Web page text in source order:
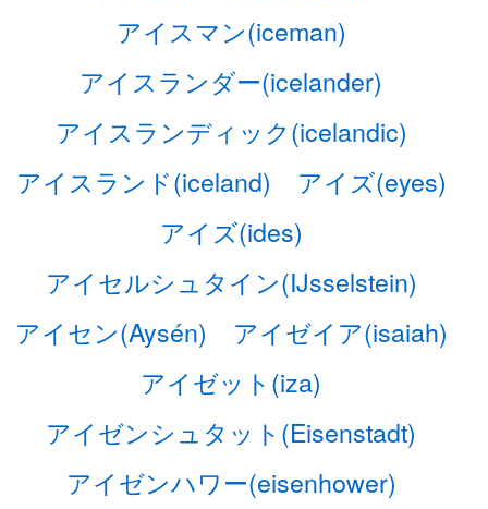
アイスマン(iceman)
アイスランダー(icelander)
アイスランディック(icelandic)
アイスランド(iceland)
アイズ(eyes)
アイズ(ides)
アイセルシュタイン(IJsselstein)
アイセン(Aysén)
アイゼイア(isaiah)
アイゼット(iza)
アイゼンシュタット(Eisenstadt)
アイゼンハワー(eisenhower)